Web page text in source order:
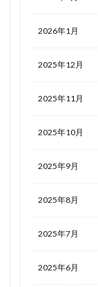
2026年1月
2025年12月
2025年11月
2025年10月
2025年9月
2025年8月
2025年7月
2025年6月